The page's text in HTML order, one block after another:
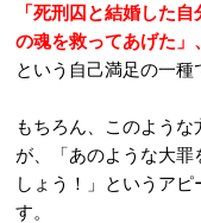
「死刑囚と結婚した
の魂を救ってあげた」
という自己満足の一種
もちろん、このよう
が、「あのような大
しょう！」というア
す。